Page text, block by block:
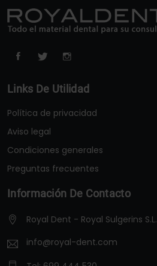
Links De Utilidad
Política de privacidad
Aviso legal
Condiciones generales
Preguntas frecuentes
Información De Contacto
Royal Dent - Royal Sulgerins S.L.
info@royal-dent.com